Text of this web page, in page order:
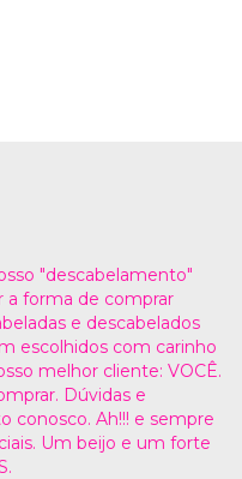
"descabelamento"
a forma de comprar
e descabelados
escolhidos com carinho
melhor cliente: VOCÊ.
Dúvidas e
conosco. Ah!!! e sempre
Um beijo e um forte